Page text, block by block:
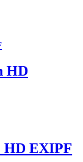
HD
HD EXIPF